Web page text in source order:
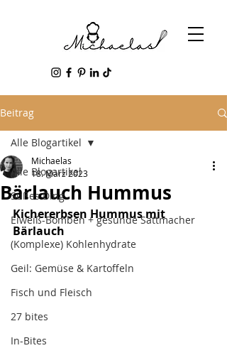
Beitrag
Alle Blogartikel
Süßes Ding
Eiweiß-Bomben + gesunde Sattmacher
(Komplexe) Kohlenhydrate
Geil: Gemüse & Kartoffeln
Fisch und Fleisch
27 bites
In-Bites
Alle Blogartikel
Bärlauch Hummus
Michaelas
18. März 2023
Kichererbsen Hummus mit
Bärlauch